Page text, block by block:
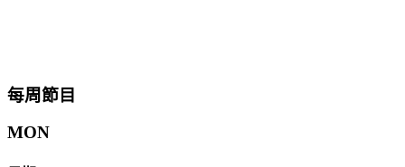
每周節目
MON